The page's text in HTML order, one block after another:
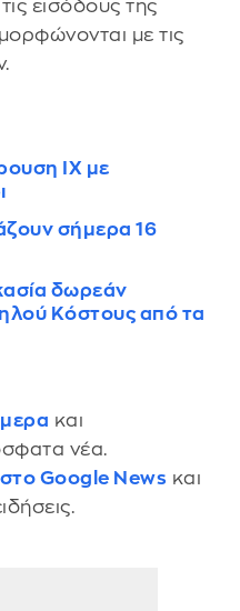
εισόδους της
με τις
ΙΧ με
σήμερα 16
δωρεάν
Κόστους από τα
και
νέα.
Google News και